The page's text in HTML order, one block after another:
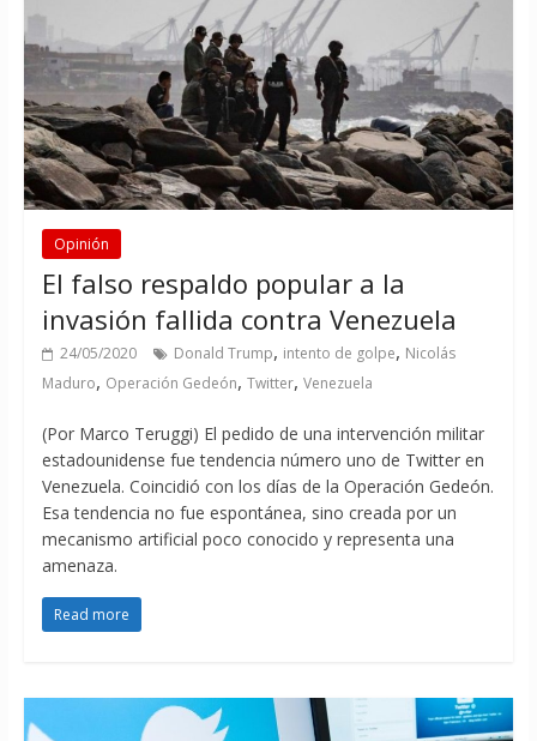
Opinión
El falso respaldo popular a la
invasión fallida contra Venezuela
24/05/2020 Donald Trump, intento de golpe, Nicolás
Maduro, Operación Gedeón, Twitter, Venezuela
(Por Marco Teruggi) El pedido de una intervención militar
estadounidense fue tendencia número uno de Twitter en
Venezuela. Coincidió con los días de la Operación Gedeón.
Esa tendencia no fue espontánea, sino creada por un
mecanismo artificial poco conocido y representa una
amenaza.
Read more